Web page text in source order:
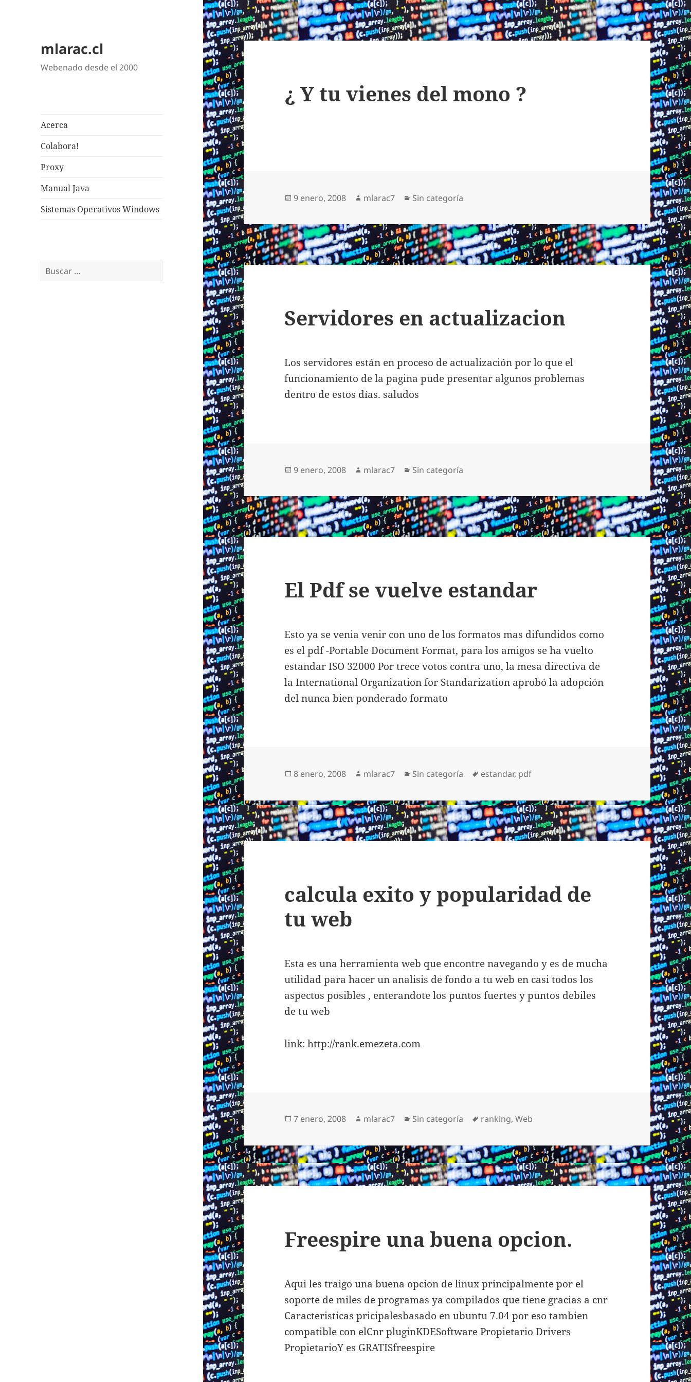
mlarac.cl
Webenado desde el 2000
Acerca
Colabora!
Proxy
Manual Java
Sistemas Operativos Windows
Buscar:
¿ Y tu vienes del mono ?
Publicado
9 enero, 2008 Autor
mlarac7 Categorías
Sin categoría
Servidores en actualizacion
Los servidores están en proceso de actualización por lo que el
funcionamiento de la pagina pude presentar algunos problemas
dentro de estos días. saludos
Publicado
9 enero, 2008 Autor
mlarac7 Categorías
Sin categoría
El Pdf se vuelve estandar
Esto ya se venia venir con uno de los formatos mas difundidos como
es el pdf -Portable Document Format, para los amigos se ha vuelto
estandar ISO 32000 Por trece votos contra uno, la mesa directiva de
la International Organization for Standarization aprobó la adopción
del nunca bien ponderado formato
Publicado
8 enero, 2008 Autor
mlarac7 Categorías
Sin categoría Etiquetas
estandar, pdf
calcula exito y popularidad de
tu web
Esta es una herramienta web que encontre navegando y es de mucha
utilidad para hacer un analisis de fondo a tu web en casi todos los
aspectos posibles , enterandote los puntos fuertes y puntos debiles
de tu web
link: http://rank.emezeta.com
Publicado
7 enero, 2008 Autor
mlarac7 Categorías
Sin categoría Etiquetas
ranking,Web
Freespire una buena opcion.
Aqui les traigo una buena opcion de linux principalmente por el
soporte de miles de programas ya compilados que tiene gracias a cnr
Caracteristicas pricipalesbasado en ubuntu 7.04 por eso tambien
compatible con elCnr pluginKDESoftware Propietario Drivers
PropietarioY es GRATISfreespire